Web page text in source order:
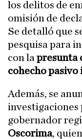
los delitos de
omisión de
Se detalló que
pesquisa para
con la presunta
cohecho
Además, se
investigaciones
gobernador
Oscorima,